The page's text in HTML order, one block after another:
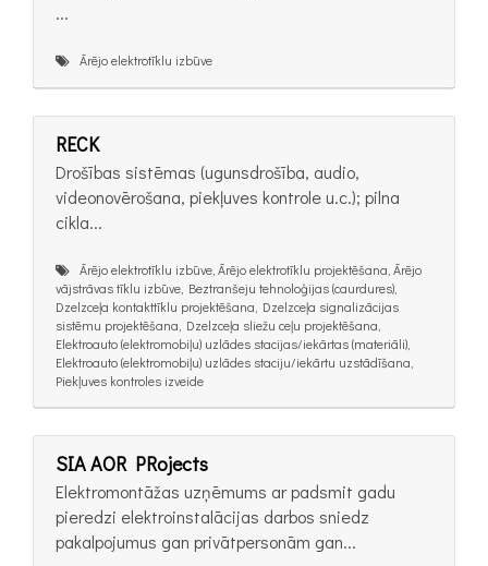
...
Ārējo elektrotīklu izbūve
RECK
Drošības sistēmas (ugunsdrošība, audio,
videonovērošana, piekļuves kontrole u.c.); pilna
cikla...
Ārējo elektrotīklu izbūve, Ārējo elektrotīklu projektēšana, Ārējo
vājstrāvas tīklu izbūve, Beztranšeju tehnoloģijas (caurdures),
Dzelzceļa kontakttīklu projektēšana, Dzelzceļa signalizācijas
sistēmu projektēšana, Dzelzceļa sliežu ceļu projektēšana,
Elektroauto (elektromobiļu) uzlādes stacijas/iekārtas (materiāli),
Elektroauto (elektromobiļu) uzlādes staciju/iekārtu uzstādīšana,
Piekļuves kontroles izveide
SIA AOR PRojects
Elektromontāžas uzņēmums ar padsmit gadu
pieredzi elektroinstalācijas darbos sniedz
pakalpojumus gan privātpersonām gan...